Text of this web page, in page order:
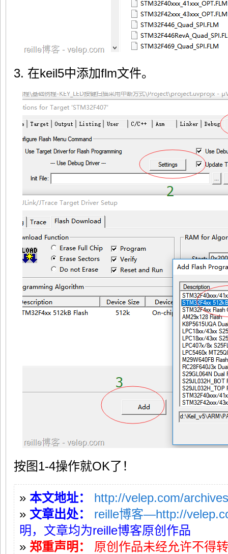
3. 在keil5中添加flm文件。
按图1-4操作就OK了！
» 本文地址：
http://velep.com/
» 文章出处：
reille博客—http://
明，文章均为reille博客原创作品
» 郑重声明： 原创作品未经允许不得